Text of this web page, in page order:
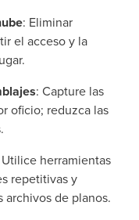
: Eliminar
el acceso y la
: Capture las
oficio; reduzca las
Utilice herramientas
repetitivas y
de planos.